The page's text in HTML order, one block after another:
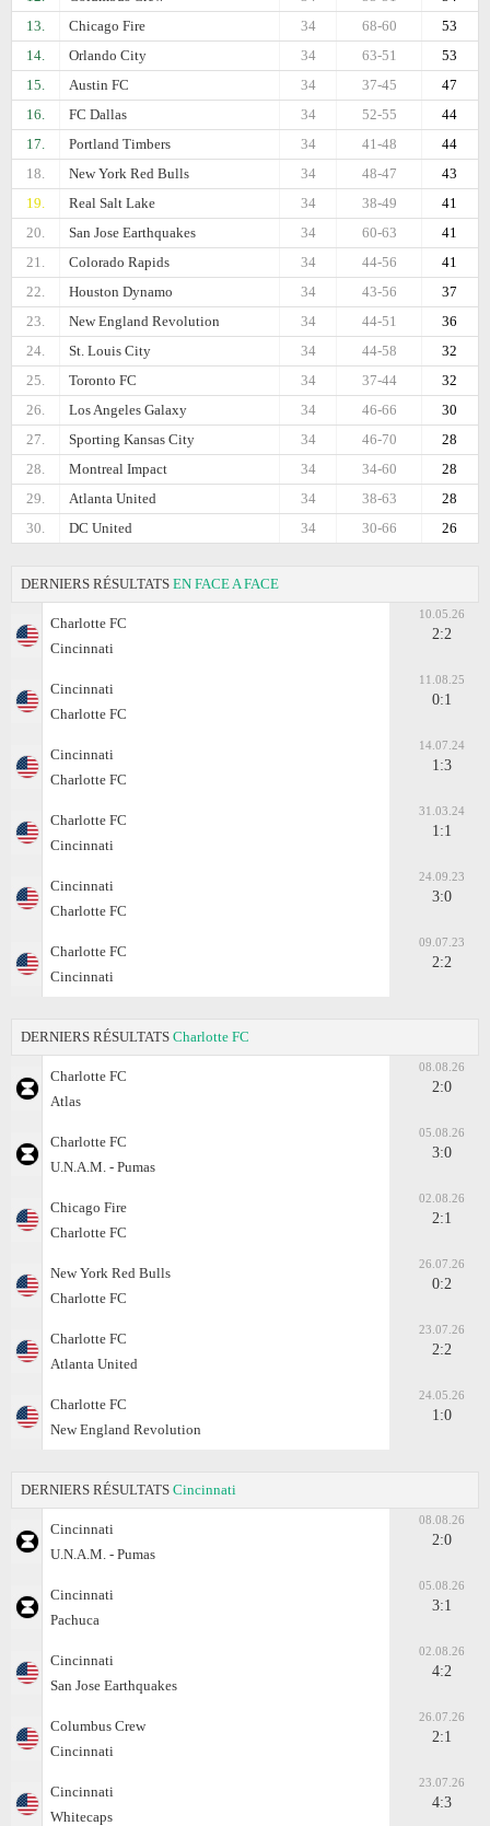
13.
Chicago Fire 53
68-60
34
14.
Orlando City 53
63-51
34
15.
Austin FC 47
37-45
34
16.
FC Dallas 44
52-55
34
17.
Portland Timbers 44
41-48
34
18.
New York Red Bulls 43
48-47
34
19.
Real Salt Lake 41
38-49
34
20.
San Jose Earthquakes 41
60-63
34
21.
Colorado Rapids 41
44-56
34
22.
Houston Dynamo 37
43-56
34
23.
New England Revolution 36
44-51
34
24.
St. Louis City 32
44-58
34
25.
Toronto FC 32
37-44
34
26.
Los Angeles Galaxy 30
46-66
34
27.
Sporting Kansas City 28
46-70
34
28.
Montreal Impact 28
34-60
34
29.
Atlanta United 28
38-63
34
30.
DC United 26
30-66
34
DERNIERS RÉSULTATS EN FACE A FACE
Charlotte FC
Cincinnati
10.05.26
2:2
Cincinnati
Charlotte FC
11.08.25
0:1
Cincinnati
Charlotte FC
14.07.24
1:3
Charlotte FC
Cincinnati
31.03.24
1:1
Cincinnati
Charlotte FC
24.09.23
3:0
Charlotte FC
Cincinnati
09.07.23
2:2
DERNIERS RÉSULTATS Charlotte FC
Charlotte FC
Atlas
08.08.26
2:0
Charlotte FC
U.N.A.M. - Pumas
05.08.26
3:0
Chicago Fire
Charlotte FC
02.08.26
2:1
New York Red Bulls
Charlotte FC
26.07.26
0:2
Charlotte FC
Atlanta United
23.07.26
2:2
Charlotte FC
New England Revolution
24.05.26
1:0
DERNIERS RÉSULTATS Cincinnati
Cincinnati
U.N.A.M. - Pumas
08.08.26
2:0
Cincinnati
Pachuca
05.08.26
3:1
Cincinnati
San Jose Earthquakes
02.08.26
4:2
Columbus Crew
Cincinnati
26.07.26
2:1
Cincinnati
Whitecaps
23.07.26
4:3